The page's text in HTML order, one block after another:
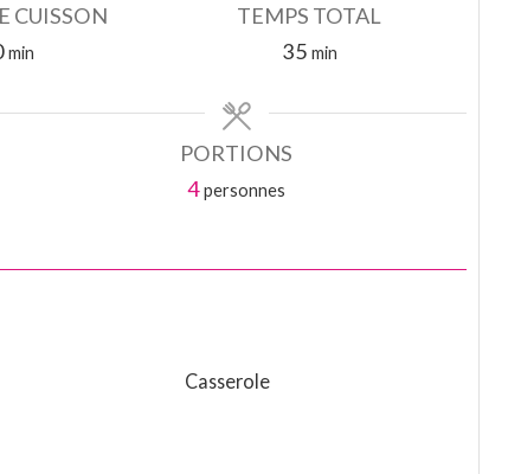
CUISSON
minutes
min
TEMPS TOTAL
35minutes
min
PORTIONS
4personnes
Casserole